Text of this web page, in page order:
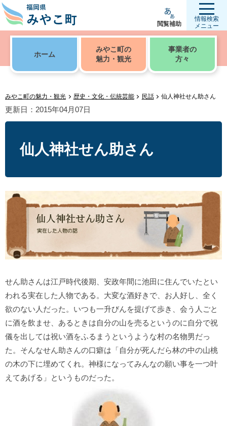
閲覧補助
情報検索
メニュー
ホーム
みやこ町の
魅力・観光
事業者の
方々
みやこ町の魅力・観光 歴史・文化・伝統芸能 民話 仙人神社せん助さん
更新日：2015年04月07日
仙人神社せん助さん
せん助さんは江戸時代後期、安政年間に池田に住んでいたとい
われる実在した人物である。大変な酒好きで、お人好し、全く
欲のない人だった。いつも一升びんを提げて歩き、会う人ごと
に酒を飲ませ、あるときは自分の山を売るというのに自分で祝
儀を出しては祝い酒をふるまうというような村の名物男だっ
た。そんなせん助さんの口癖は「自分が死んだら林の中の山桃
の木の下に埋めてくれ。神様になってみんなの願い事を一つ叶
えてあげる」というものだった。